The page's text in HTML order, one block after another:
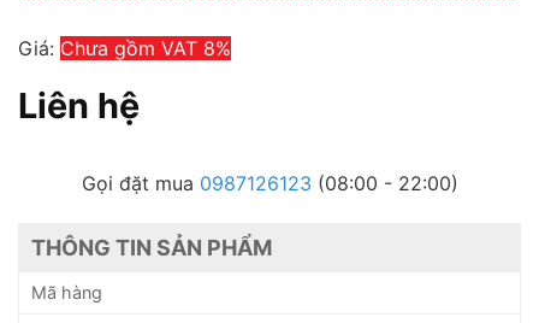
Giá: Chưa gồm VAT 8%
Liên hệ
Gọi đặt mua 0987126123 (08:00 - 22:00)
THÔNG TIN SẢN PHẨM
Mã hàng